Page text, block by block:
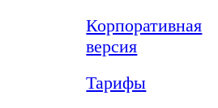
Корпоративная
версия
Тарифы